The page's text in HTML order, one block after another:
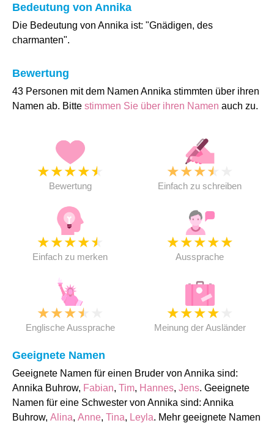
Bedeutung von Annika
Die Bedeutung von Annika ist: "Gnädigen, des
charmanten".
Bewertung
43 Personen mit dem Namen Annika stimmten über ihren
Namen ab. Bitte stimmen Sie über ihren Namen auch zu.
★★★★★
Bewertung
★★★★
Einfach zu schreiben
★★★★★
Einfach zu merken
★★★★★
Aussprache
★★★★
Englische Aussprache
★★★★
Meinung der Ausländer
Geeignete Namen
Geeignete Namen für einen Bruder von Annika sind:
Annika Buhrow, Fabian, Tim, Hannes, Jens. Geeignete
Namen für eine Schwester von Annika sind: Annika
Buhrow, Alina, Anne, Tina, Leyla. Mehr geeignete Namen